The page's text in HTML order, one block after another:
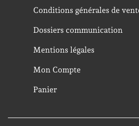
Conditions générales de
Dossiers communication
Mentions légales
Mon Compte
Panier